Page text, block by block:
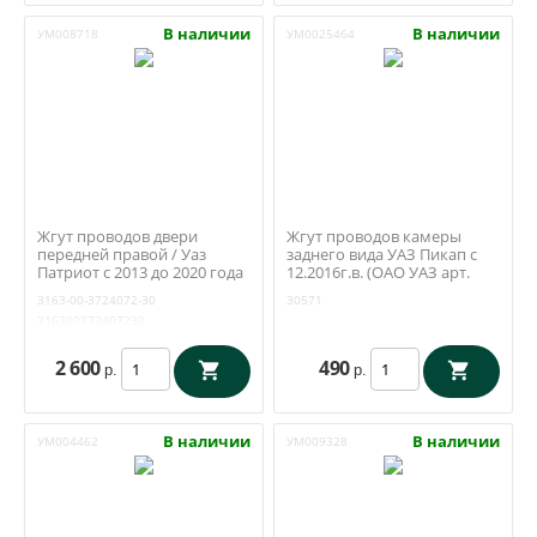
УМ008718 В наличии
Жгут проводов двери
передней правой / Уаз
Патриот с 2013 до 2020 года
ект) 3163-3724072-30
3163-00-3724072-30
2 600 р.
УМ0025464 В наличии
Жгут проводов камеры
заднего вида УАЗ Пикап с
12.2016г.в. (ОАО УАЗ арт.
30571
490 р.
УМ004462 В наличии УМ009328 В наличии